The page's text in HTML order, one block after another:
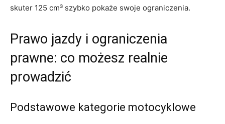
skuter 125 cm³ szybko pokaże swoje ograniczenia.
Prawo jazdy i ograniczenia
prawne: co możesz realnie
prowadzić
Podstawowe kategorie motocyklowe